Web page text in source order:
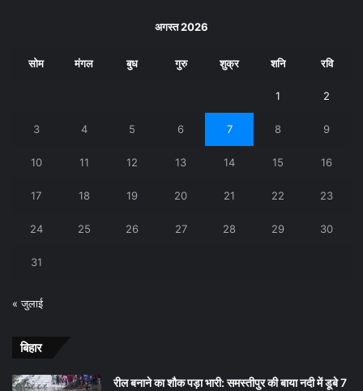
अगस्त 2026
सोम मंगल बुध गुरु शुक्र शनि रवि
1 2
3 4 5 6 7 8 9
10 11 12 13 14 15 16
17 18 19 20 21 22 23
24 25 26 27 28 29 30
31
« जुलाई
बिहार
रील बनाने का शौक पड़ा भारी: समस्तीपुर की बाया नदी में डूबे 7